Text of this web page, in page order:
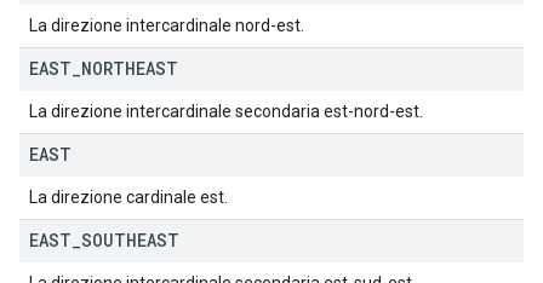
La direzione intercardinale nord-est.
EAST NORTHEAST
La direzione intercardinale secondaria est-nord-est.
EAST
La direzione cardinale est.
EAST SOUTHEAST